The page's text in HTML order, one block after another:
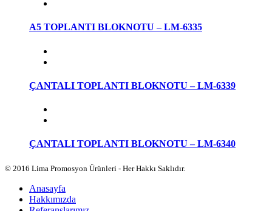
A5 TOPLANTI BLOKNOTU – LM-6335
ÇANTALI TOPLANTI BLOKNOTU – LM-6339
ÇANTALI TOPLANTI BLOKNOTU – LM-6340
© 2016 Lima Promosyon Ürünleri - Her Hakkı Saklıdır.
Anasayfa
Hakkımızda